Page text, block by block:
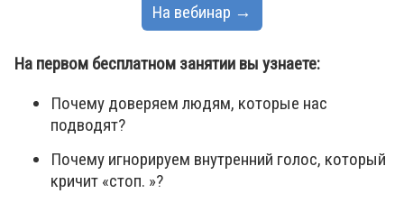
На вебинар →
На первом бесплатном занятии вы узнаете:
Почему доверяем людям, которые нас
подводят?
Почему игнорируем внутренний голос, который
кричит «стоп. »?